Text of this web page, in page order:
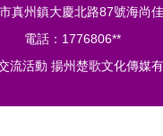
真州鎮大慶北路87號海尚
電話：1776806**
流活動 揚州楚歌文化傳媒